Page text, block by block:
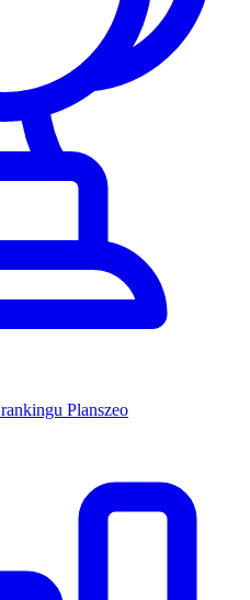
Planszeo